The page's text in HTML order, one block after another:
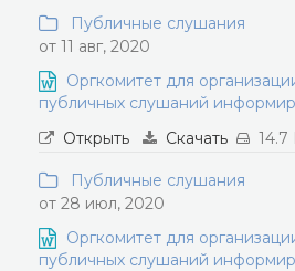
Публичные слушания
от 11 авг, 2020
Оргкомитет для
публичных слушаний
Открыть
Скачать 14.7
Публичные слушания
от 28 июл, 2020
Оргкомитет для
публичных слушаний